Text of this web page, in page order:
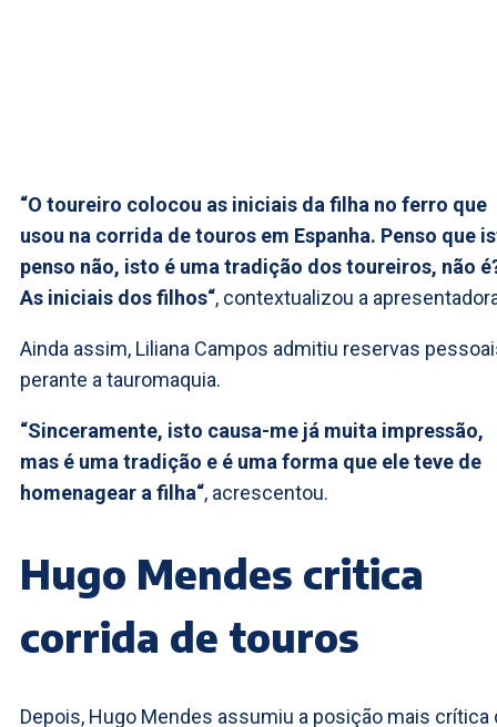
“O toureiro colocou as iniciais da filha no ferro que
usou na corrida de touros em Espanha. Penso que
penso não, isto é uma tradição dos toureiros, não
As iniciais dos filhos“, contextualizou a
Ainda assim, Liliana Campos admitiu reservas
perante a tauromaquia.
“Sinceramente, isto causa-me já muita impressão,
mas é uma tradição e é uma forma que ele teve de
homenagear a filha“, acrescentou.
Hugo Mendes critica
corrida de touros
Depois, Hugo Mendes assumiu a posição mais crítica